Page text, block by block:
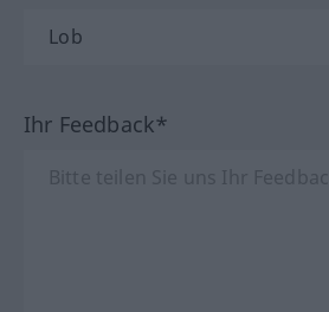
Ihr Feedback*